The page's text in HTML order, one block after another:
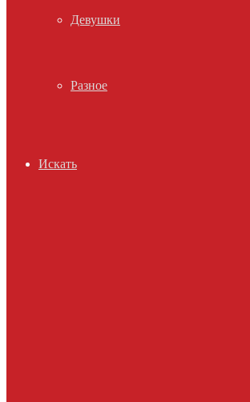
Девушки
Разное
Искать